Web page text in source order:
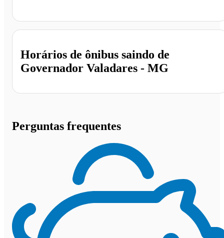
Horários de ônibus saindo de
Governador Valadares - MG
Perguntas frequentes